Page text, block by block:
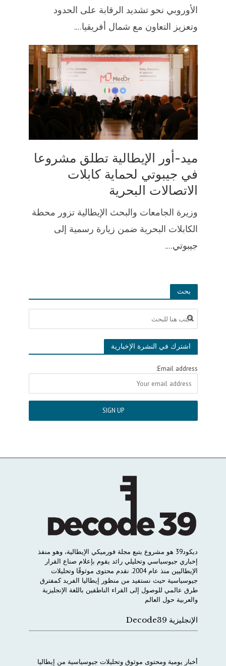
الأوروبي نحو تشديد الرقابة على الحدود
وتعزيز التعاون مع شمال أفريقيا....
ميد-أور الإيطالية تطلق مشروعا
في جيبوتي لحماية كابلات
الاتصالات البحرية
وزيرة الجامعات والبحث الإيطالية تزور محطة
الكابلات البحرية ضمن زيارة رسمية إلى
جيبوتي....
بحث
اشترك في النشرة الإخبارية
Email address:
ديكود39 هو مشروع يتبع مجلة فورميكي الإيطالية، وهو منفذ
إخباري جيوسياسي وتحليلي رائد يقوم بإعلام صناع القرار
الإيطاليين منذ عام 2004. نقدم محتوى موثوقًا وتحليلات
جيوسياسية حيث نستفيد من منظور إيطاليا الفريد كمفترق
طرق عالمي للوصول إلى القراء الناطقين باللغة الإنجليزية
والعربية حول العالم
الإنجليزية Decode39
أخبار يومية ومحتوى موثوق وتحليلات جيوسياسية من إيطاليا